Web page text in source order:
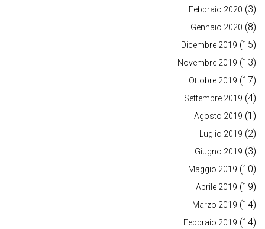
Febbraio 2020 (3)
Gennaio 2020 (8)
Dicembre 2019 (15)
Novembre 2019 (13)
Ottobre 2019 (17)
Settembre 2019 (4)
Agosto 2019 (1)
Luglio 2019 (2)
Giugno 2019 (3)
Maggio 2019 (10)
Aprile 2019 (19)
Marzo 2019 (14)
Febbraio 2019 (14)